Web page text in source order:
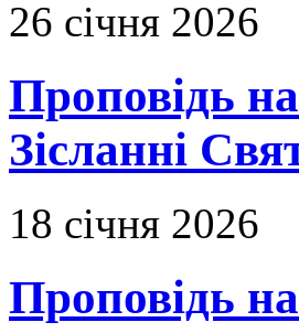
26 січня 2026
Проповідь
Зісланні
18 січня 2026
Проповідь